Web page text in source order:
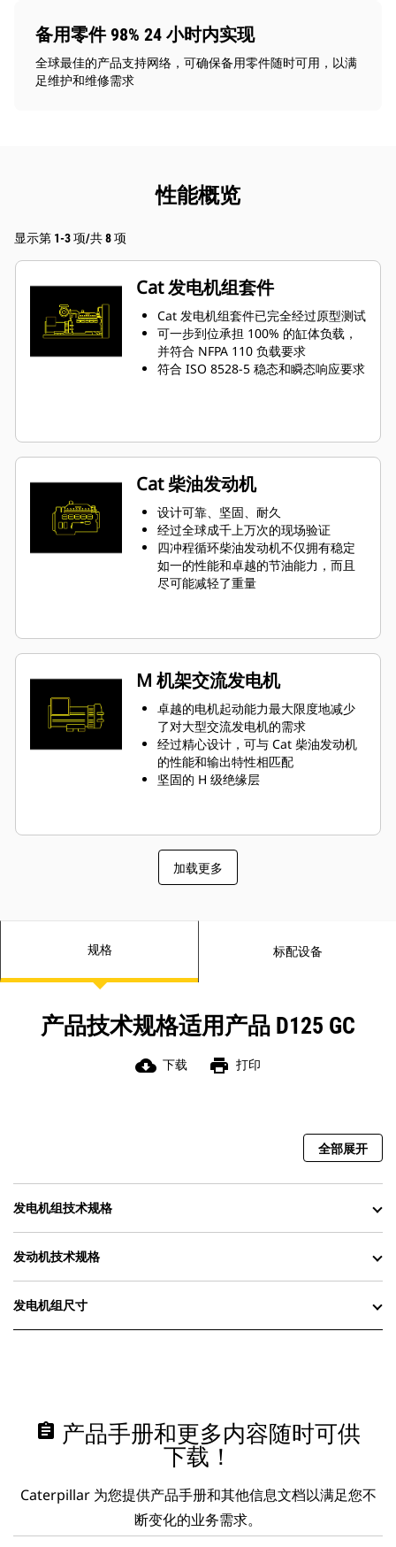
备用零件 98% 24 小时内实现
全球最佳的产品支持网络，可确保备用零件随时可用，以满
足维护和维修需求
性能概览
显示第 1-3 项/共 8 项
Cat 发电机组套件
Cat 发电机组套件已完全经过原型测试
可一步到位承担 100% 的缸体负载，
并符合 NFPA 110 负载要求
符合 ISO 8528-5 稳态和瞬态响应要求
Cat 柴油发动机
设计可靠、坚固、耐久
经过全球成千上万次的现场验证
四冲程循环柴油发动机不仅拥有稳定
如一的性能和卓越的节油能力，而且
尽可能减轻了重量
M 机架交流发电机
卓越的电机起动能力最大限度地减少
了对大型交流发电机的需求
经过精心设计，可与 Cat 柴油发动机
的性能和输出特性相匹配
坚固的 H 级绝缘层
加载更多
规格 标配设备
产品技术规格适用产品 D125 GC
cloud_download 下载 print 打印
全部展开
发电机组技术规格
发动机技术规格
发电机组尺寸
assignment 产品手册和更多内容随时可供
下载！
Caterpillar 为您提供产品手册和其他信息文档以满足您不
断变化的业务需求。